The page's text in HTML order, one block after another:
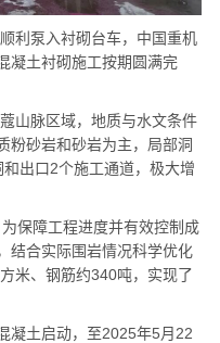
利泵入衬砌台车，中国重机
凝土衬砌施工按期圆满完
山脉区域，地质与水文条件
粉砂岩和砂岩为主，局部洞
出口2个施工通道，极大增
保障工程进度并有效控制成
结合实际围岩情况科学优化
米、钢筋约340吨，实现了
凝土启动，至2025年5月22